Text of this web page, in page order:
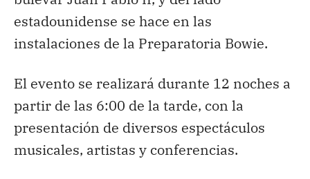
estadounidense se hace en las
instalaciones de la Preparatoria Bowie.
El evento se realizará durante 12 noches a
partir de las 6:00 de la tarde, con la
presentación de diversos espectáculos
musicales, artistas y conferencias.